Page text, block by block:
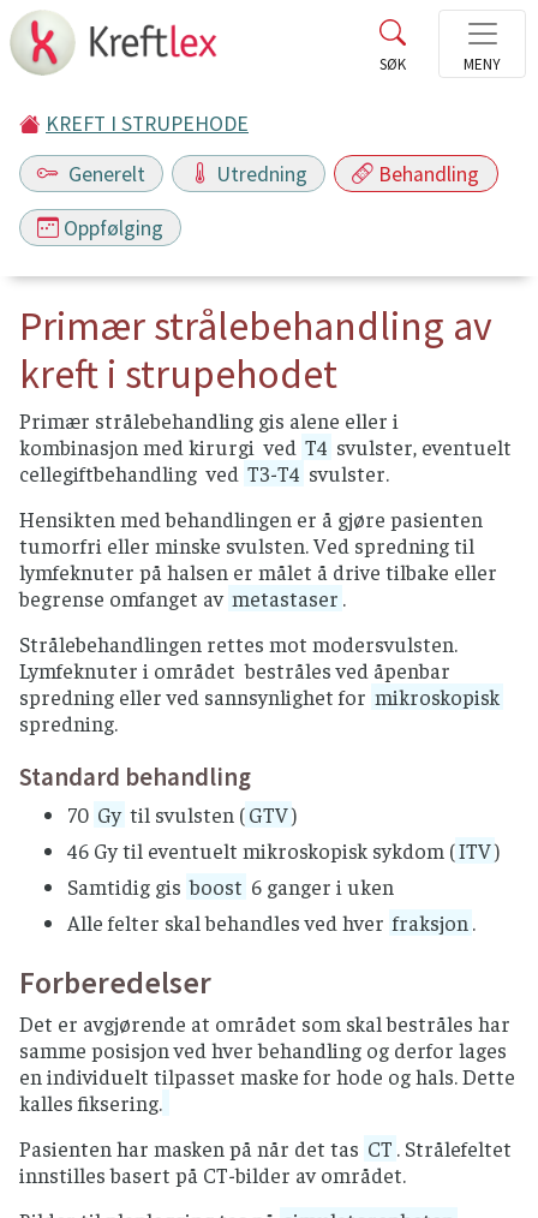
KREFT I STRUPEHODE
Generelt
Utredning Behandling
Oppfølging
Primær strålebehandling av
kreft i strupehodet
Primær strålebehandling gis alene eller i
kombinasjon med kirurgi ved T4 svulster, eventuelt
cellegiftbehandling ved T3-T4 svulster.
Hensikten med behandlingen er å gjøre pasienten
tumorfri eller minske svulsten. Ved spredning til
lymfeknuter på halsen er målet å drive tilbake eller
begrense omfanget av metastaser .
Strålebehandlingen rettes mot modersvulsten.
Lymfeknuter i området bestråles ved åpenbar
spredning eller ved sannsynlighet for mikroskopisk
spredning.
Standard behandling
70 Gy til svulsten (GTV)
46 Gy til eventuelt mikroskopisk sykdom (ITV)
Samtidig gis boost 6 ganger i uken
Alle felter skal behandles ved hver fraksjon .
Forberedelser
Det er avgjørende at området som skal bestråles har
samme posisjon ved hver behandling og derfor lages
en individuelt tilpasset maske for hode og hals. Dette
kalles fiksering.
Pasienten har masken på når det tas CT . Strålefeltet
innstilles basert på CT-bilder av området.